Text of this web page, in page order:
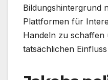
Bildungshintergrund
Plattformen für
Handeln zu schaffen
tatsächlichen